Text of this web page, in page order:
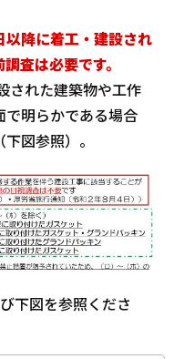
降に着工・建設され
査は必要です。
された建築物や工作
明らかである場合
図参照）。
下図を参照くださ